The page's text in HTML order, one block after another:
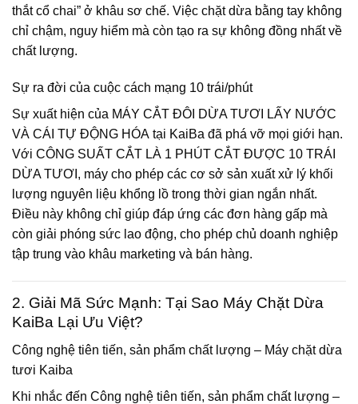
thắt cổ chai” ở khâu sơ chế. Việc chặt dừa bằng tay không
chỉ chậm, nguy hiểm mà còn tạo ra sự không đồng nhất về
chất lượng.
Sự ra đời của cuộc cách mạng 10 trái/phút
Sự xuất hiện của MÁY CẮT ĐÔI DỪA TƯƠI LẤY NƯỚC
VÀ CÁI TỰ ĐỘNG HÓA tại KaiBa đã phá vỡ mọi giới hạn.
Với CÔNG SUẤT CẮT LÀ 1 PHÚT CẮT ĐƯỢC 10 TRÁI
DỪA TƯƠI , máy cho phép các cơ sở sản xuất xử lý khối
lượng nguyên liệu khổng lồ trong thời gian ngắn nhất.
Điều này không chỉ giúp đáp ứng các đơn hàng gấp mà
còn giải phóng sức lao động, cho phép chủ doanh nghiệp
tập trung vào khâu marketing và bán hàng.
2. Giải Mã Sức Mạnh: Tại Sao Máy Chặt Dừa
KaiBa Lại Ưu Việt?
Công nghệ tiên tiến, sản phẩm chất lượng – Máy chặt dừa
tươi Kaiba
Khi nhắc đến Công nghệ tiên tiến, sản phẩm chất lượng –